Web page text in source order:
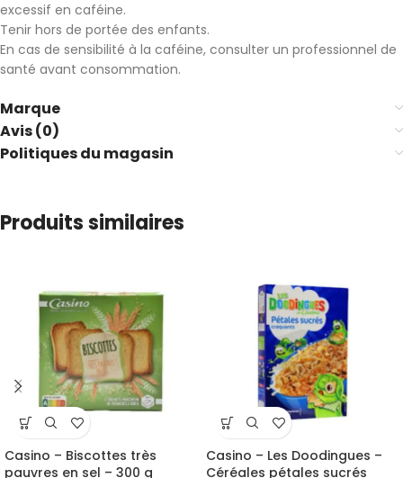
excessif en caféine.
Tenir hors de portée des enfants.
En cas de sensibilité à la caféine, consulter un professionnel de
santé avant consommation.
Marque
Avis (0)
Politiques du magasin
Produits similaires
Casino – Biscottes très
pauvres en sel – 300 g
Casino – Les Doodingues –
Céréales pétales sucrés